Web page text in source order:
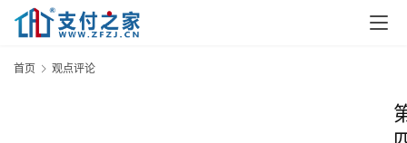
首页 观点评论